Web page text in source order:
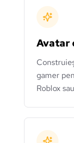
Avatar
gamer
Roblox